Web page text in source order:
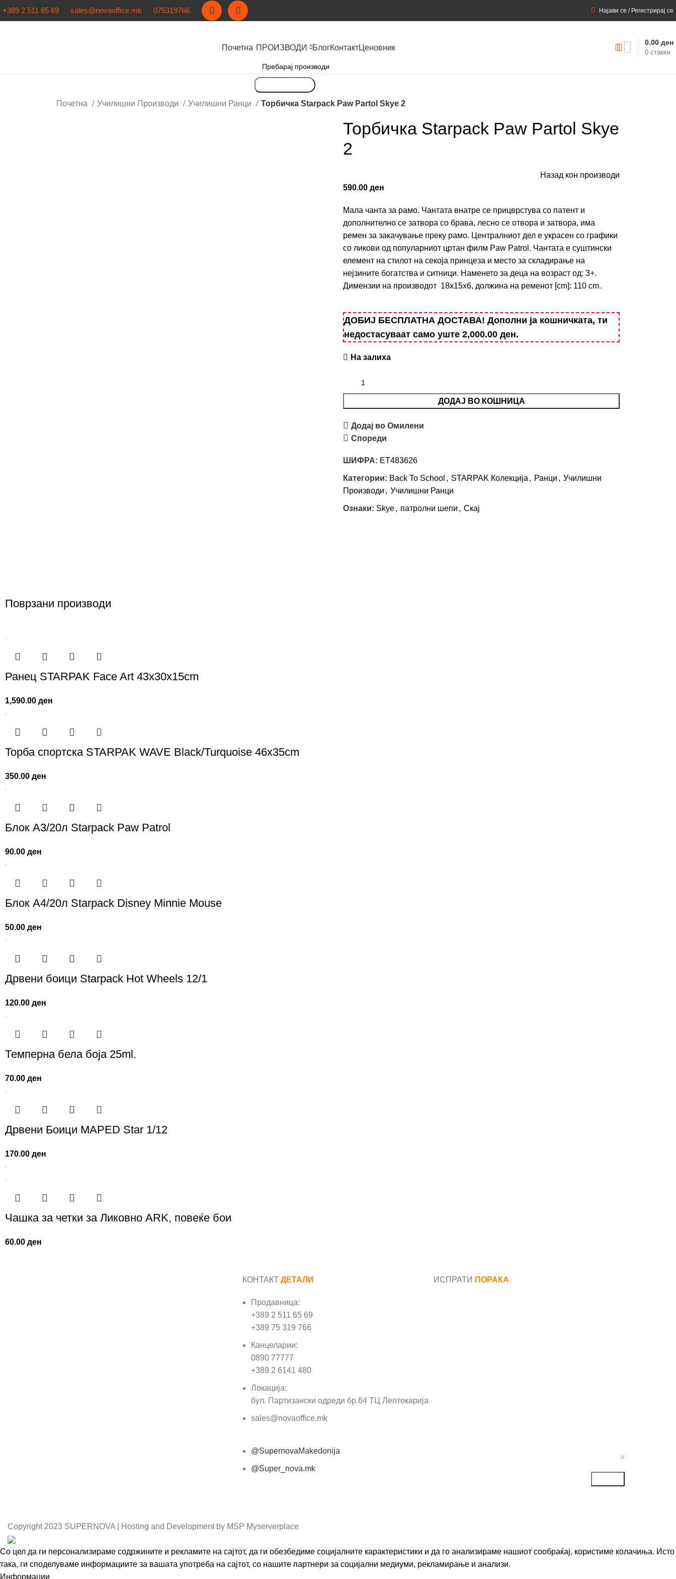
+389 2 511 65 69 sales@novaoffice.mk 075319766 Најави се / Регистрирај се
Почетна ПРОИЗВОДИ БлогКонтактЦеновник
0 ставки
0.00 ден
Почетна Училишни Производи Училишни Ранци Торбичка Starpack Paw Partol Skye 2
Торбичка Starpack Paw Partol Skye
2
Назад кон производи
590.00 ден
Мала чанта за рамо. Чантата внатре се прицврстува со патент и
дополнително се затвора со брава, лесно се отвора и затвора, има
ремен за закачување преку рамо. Централниот дел е украсен со графики
со ликови од популарниот цртан филм Paw Patrol. Чантата е суштински
елемент на стилот на секоја принцеза и место за складирање на
нејзините богатства и ситници. Наменето за деца на возраст од: 3+.
Димензии на производот 18x15x6, должина на ременот [cm]: 110 cm.
ДОБИЈ БЕСПЛАТНА ДОСТАВА! Дополни ја кошничката, ти
недостасуваат само уште 2,000.00 ден.
На залиха
ДОДАЈ ВО КОШНИЦА
Додај во Омилени
Спореди
ШИФРА: ET483626
Категории: Back To School , STARPAK Колекција , Ранци , Училишни
Производи , Училишни Ранци
Ознаки: Skye, патролни шепи , Скај
Поврзани производи
Ранец STARPAK Face Art 43x30x15cm
1,590.00ден
Торба спортска STARPAK WAVE Black/Turquoise 46х35cm
350.00ден
Блок А3/20л Starpack Paw Patrol
90.00ден
Блок А4/20л Starpack Disney Minnie Mouse
50.00ден
Дрвени боици Starpack Hot Wheels 12/1
120.00ден
Темперна бела боја 25ml.
70.00ден
Дрвени Боици MAPED Star 1/12
170.00ден
Чашка за четки за Ликовно ARK, повеќе бои
60.00ден
КОНТАКТ ДЕТАЛИ
Продавница:
+389 2 511 65 69
+389 75 319 766
Канцеларии:
0890 77777
+389 2 6141 480
Локација:
бул. Партизански одреди бр.64 ТЦ Лептокарија
sales@novaoffice.mk
@SupernovaMakedonija
@Super_nova.mk
ИСПРАТИ ПОРАКА
Copyright 2023 SUPERNOVA | Hosting and Development by MSP Myserverplace
Со цел да ги персонализираме содржините и рекламите на сајтот, да ги обезбедиме социјалните карактеристики и да го анализираме нашиот сообраќај, користиме колачиња. Исто
така, ги споделуваме информациите за вашата употреба на сајтот, со нашите партнери за социјални медиуми, рекламирање и анализи.
Информации